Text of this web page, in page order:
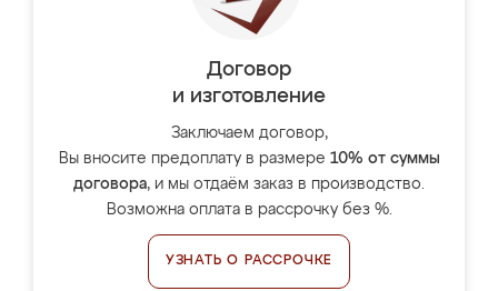
Договор
и изготовление
Заключаем договор,
Вы вносите предоплату в размере 10% от суммы
договора, и мы отдаём заказ в производство.
Возможна оплата в рассрочку без %.
УЗНАТЬ О РАССРОЧКЕ